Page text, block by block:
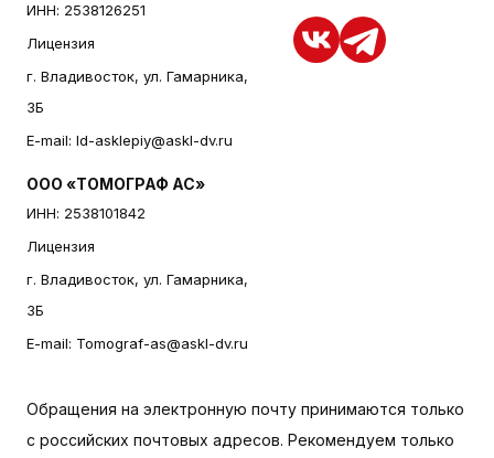
ИНН: 2538126251
Лицензия
г. Владивосток, ул. Гамарника,
3Б
E-mail: ld-asklepiy@askl-dv.ru
ООО «ТОМОГРАФ АС»
ИНН: 2538101842
Лицензия
г. Владивосток, ул. Гамарника,
3Б
E-mail: Tomograf-as@askl-dv.ru
Обращения на электронную почту принимаются только
с российских почтовых адресов. Рекомендуем только